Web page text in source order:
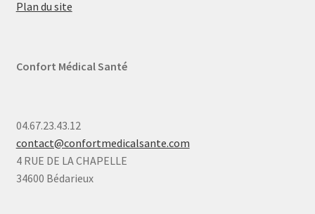
Plan du site
Confort Médical Santé
04.67.23.43.12
contact@confortmedicalsante.com
4 RUE DE LA CHAPELLE
34600 Bédarieux